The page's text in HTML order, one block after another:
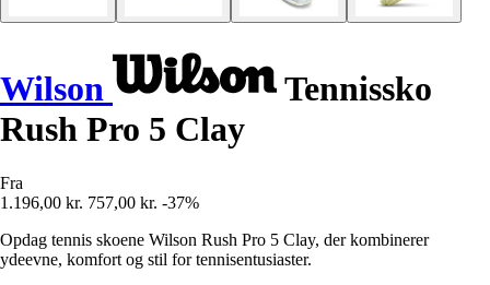
Wilson
Tennissko
Rush Pro 5 Clay
Fra
1.196,00 kr. 757,00 kr. -37%
Opdag tennis skoene Wilson Rush Pro 5 Clay, der kombinerer
ydeevne, komfort og stil for tennisentusiaster.